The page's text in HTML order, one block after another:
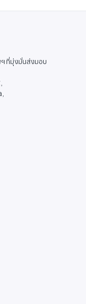
ที่มุ่งมั่นส่งมอบ